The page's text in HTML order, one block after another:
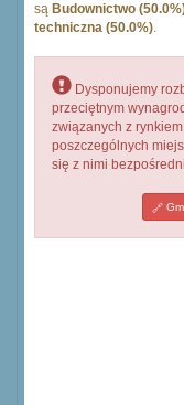
są Budownictwo
techniczna (50.0%).
Dysponujemy
przeciętnym
związanych z
poszczególnych
się z nimi